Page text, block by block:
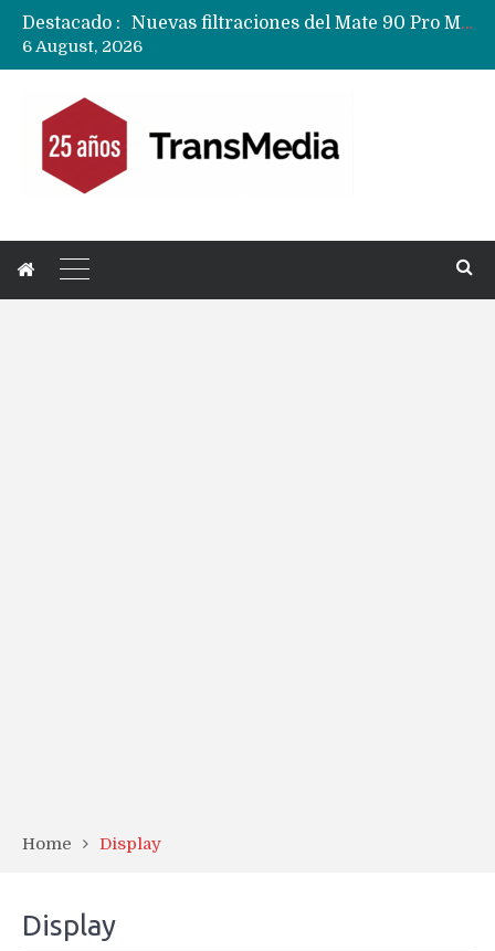
Destacado :
Google acaba definitivamente el truco para pagar con NFC en celulares Xiaomi, Oppo, Vivo y Huawei con ROM china
6 August, 2026
Home Display
Display